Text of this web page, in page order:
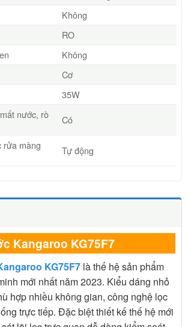
Kangaroo KG75F7
KG75F7 là thế hệ sản phẩm
mới nhất năm 2023. Kiểu dáng nhỏ
hợp nhiều không gian, công nghệ lọc
trực tiếp. Đặc biệt thiết kế thế hệ mới
Không
RO
Không
Cơ
35W
nước, rò
Có
rửa màng
Tự động